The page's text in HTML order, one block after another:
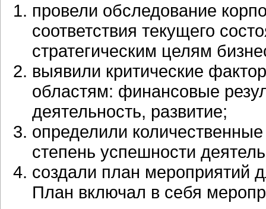
провели обследование
соответствия текущего
стратегическим целям
выявили критические
областям: финансовые
деятельность, развитие;
определили
степень успешности
создали план мероприятий
План включал в себя